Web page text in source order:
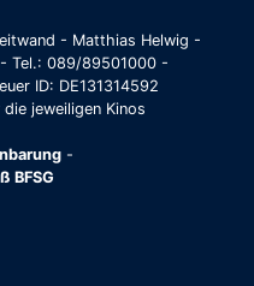
- Matthias Helwig -
Tel.: 089/89501000 -
ID: DE131314592
jeweiligen Kinos
-
BFSG